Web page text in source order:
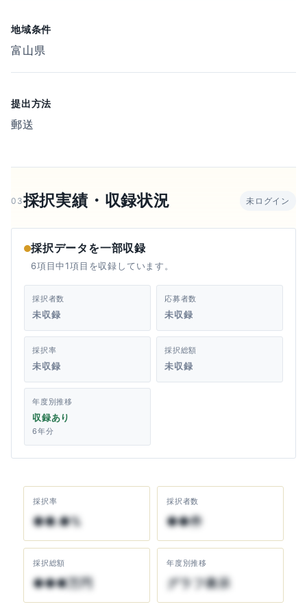
地域条件
富山県
提出方法
郵送
03採択実績・収録状況 未ログイン
採択データを一部収録
6項目中1項目を収録しています。
採択者数
未収録
応募者数
未収録
採択率
未収録
採択総額
未収録
年度別推移
収録あり
6年分
採択率
●●.●%
採択者数
●●件
採択総額
●●●万円
年度別推移
グラフ表示